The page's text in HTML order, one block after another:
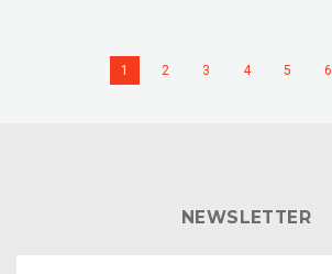
1 2 3 4 5 6
NEWSLETTER